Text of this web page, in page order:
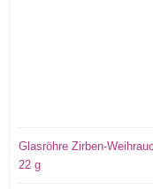
Glasröhre Zirben-
22 g